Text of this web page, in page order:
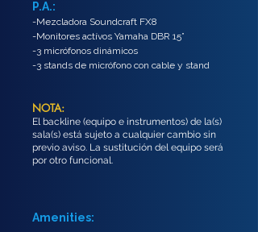
P.A.:
-Mezcladora Soundcraft FX8
-Monitores actívos Yamaha DBR 15”
-3 micrófonos dinámicos
-3 stands de micrófono con cable y stand
NOTA:
El backline (equipo e instrumentos) de la(s)
sala(s) está sujeto a cualquier cambio sin
previo aviso. La sustitución del equipo será
por otro funcional.
Amenities: